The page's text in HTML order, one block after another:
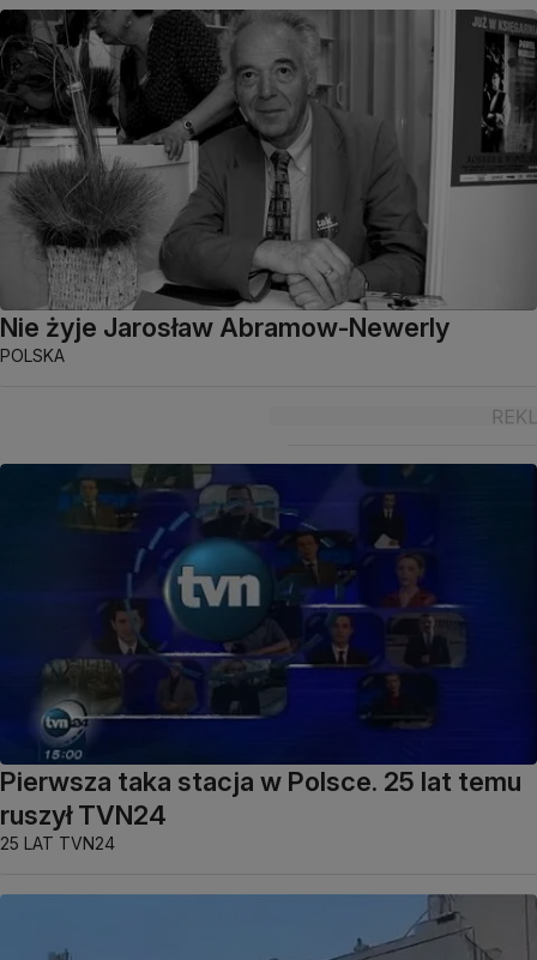
Nie żyje Jarosław Abramow-Newerly
POLSKA
Pierwsza taka stacja w Polsce. 25 lat temu
ruszył TVN24
25 LAT TVN24